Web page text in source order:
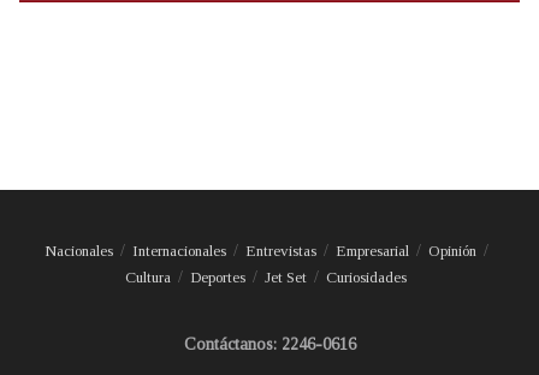
Nacionales Internacionales Entrevistas Empresarial
Opinión
Cultura
Deportes Jet Set Curiosidades
Contáctanos: 2246-0616